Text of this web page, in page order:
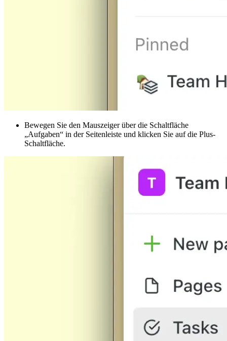
Bewegen Sie den Mauszeiger über die Schaltfläche
„Aufgaben“ in der Seitenleiste und klicken Sie auf die Plus-
Schaltfläche.